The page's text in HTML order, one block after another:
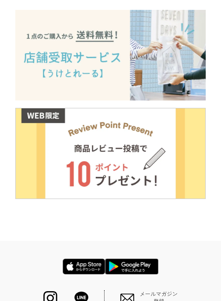
メールマガジン